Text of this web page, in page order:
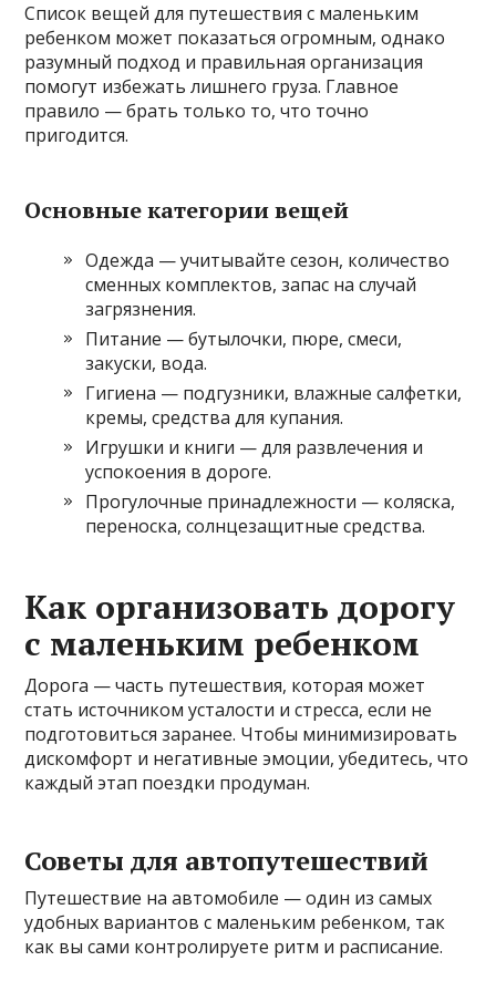
Список вещей для путешествия с маленьким
ребенком может показаться огромным, однако
разумный подход и правильная организация
помогут избежать лишнего груза. Главное
правило — брать только то, что точно
пригодится.
Основные категории вещей
Одежда — учитывайте сезон, количество
сменных комплектов, запас на случай
загрязнения.
Питание — бутылочки, пюре, смеси,
закуски, вода.
Гигиена — подгузники, влажные салфетки,
кремы, средства для купания.
Игрушки и книги — для развлечения и
успокоения в дороге.
Прогулочные принадлежности — коляска,
переноска, солнцезащитные средства.
Как организовать дорогу
с маленьким ребенком
Дорога — часть путешествия, которая может
стать источником усталости и стресса, если не
подготовиться заранее. Чтобы минимизировать
дискомфорт и негативные эмоции, убедитесь, что
каждый этап поездки продуман.
Советы для автопутешествий
Путешествие на автомобиле — один из самых
удобных вариантов с маленьким ребенком, так
как вы сами контролируете ритм и расписание.